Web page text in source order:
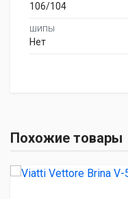
106/104
ШИПЫ
Нет
Похожие товары